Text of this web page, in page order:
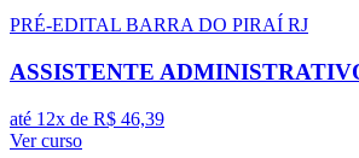
PRÉ-EDITAL BARRA DO PIRAÍ RJ
ASSISTENTE
até 12x de R$ 46,39
Ver curso